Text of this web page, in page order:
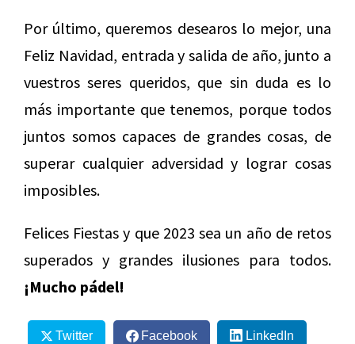
Por último, queremos desearos lo mejor, una
Feliz Navidad, entrada y salida de año, junto a
vuestros seres queridos, que sin duda es lo
más importante que tenemos, porque todos
juntos somos capaces de grandes cosas, de
superar cualquier adversidad y lograr cosas
imposibles.
Felices Fiestas y que 2023 sea un año de retos
superados y grandes ilusiones para todos.
¡Mucho pádel!
Twitter Facebook LinkedIn